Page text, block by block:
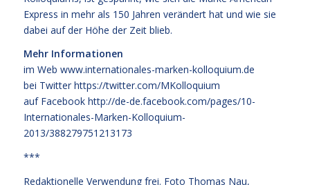
Express in mehr als 150 Jahren verändert hat und wie sie
dabei auf der Höhe der Zeit blieb.
Mehr Informationen
im Web www.internationales-marken-kolloquium.de
bei Twitter https://twitter.com/MKolloquium
auf Facebook http://de-de.facebook.com/pages/10-
Internationales-Marken-Kolloquium-
2013/388279751213173
***
Redaktionelle Verwendung frei. Foto Thomas Nau,